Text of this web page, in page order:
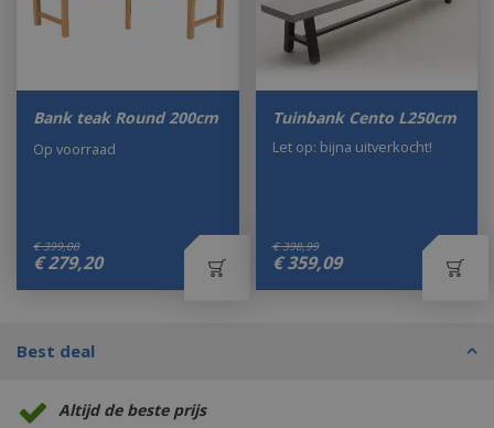
Bank teak Round 200cm
€ 399,00
€279,20
Op voorraad
Tuinbank Cento L250cm
€ 398,99
€ 359,09
Let op: bijna uitverkocht!
Best deal
Altijd de beste prijs